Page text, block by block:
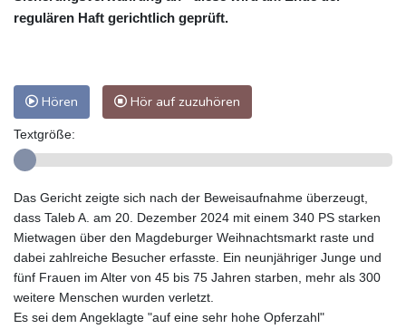
regulären Haft gerichtlich geprüft.
Hören Hör auf zuzuhören
Textgröße:
Das Gericht zeigte sich nach der Beweisaufnahme überzeugt,
dass Taleb A. am 20. Dezember 2024 mit einem 340 PS starken
Mietwagen über den Magdeburger Weihnachtsmarkt raste und
dabei zahlreiche Besucher erfasste. Ein neunjähriger Junge und
fünf Frauen im Alter von 45 bis 75 Jahren starben, mehr als 300
weitere Menschen wurden verletzt.
Es sei dem Angeklagte "auf eine sehr hohe Opferzahl"